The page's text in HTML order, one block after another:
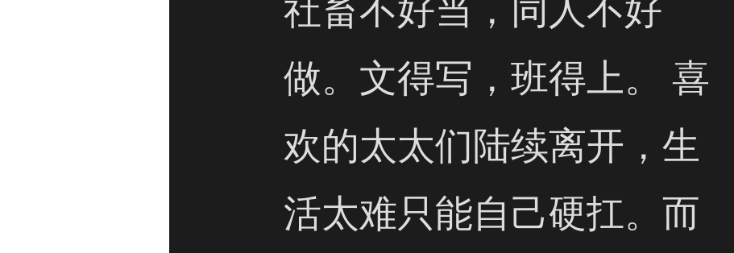
做。文得写，班得上。 喜
欢的太太们陆续离开，生
活太难只能自己硬扛。而